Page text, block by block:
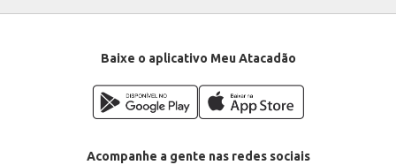
Baixe o aplicativo Meu Atacadão
Acompanhe a gente nas redes sociais